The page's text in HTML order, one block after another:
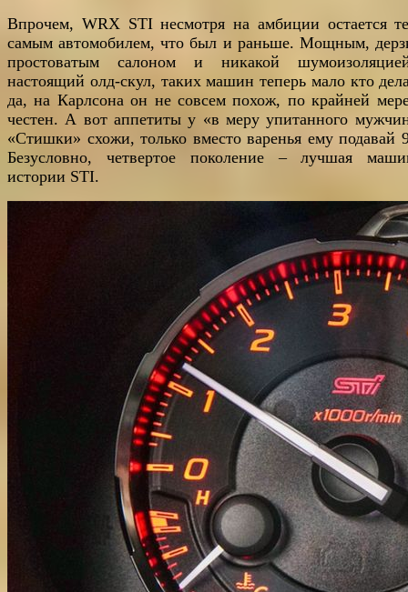
Впрочем, WRX STI несмотря на амбиции остается
самым автомобилем, что был и раньше. Мощным,
простоватым салоном и никакой
настоящий олд-скул, таких машин теперь мало кто
да, на Карлсона он не совсем похож, по крайней
честен. А вот аппетиты у «в меру упитанного
«Стишки» схожи, только вместо варенья ему подавай
Безусловно, четвертое поколение – лучшая
истории STI.